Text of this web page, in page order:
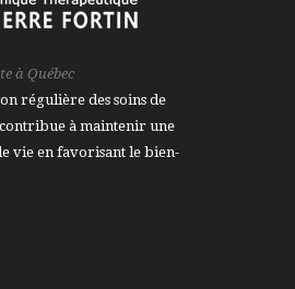
à Québec
régulière des soins de
à maintenir une
vie en favorisant le bien-